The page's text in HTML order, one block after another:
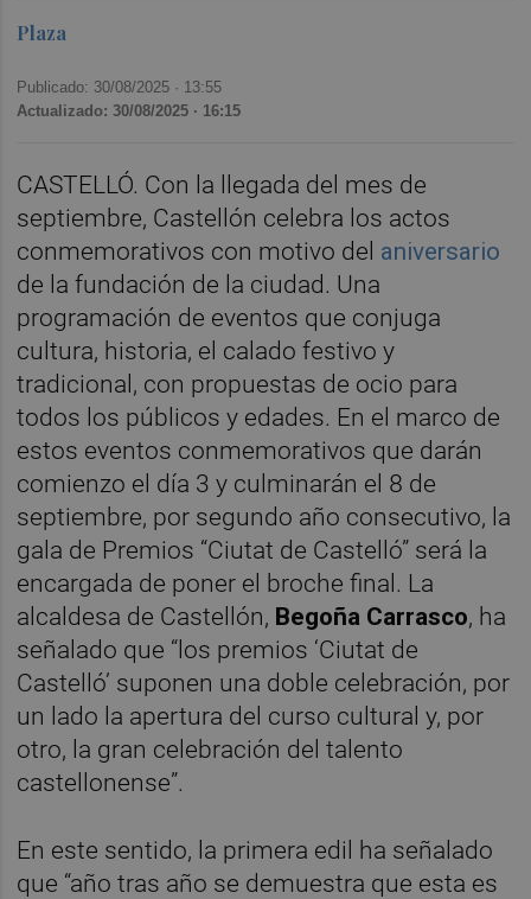
Plaza
Publicado: 30/08/2025 · 13:55
Actualizado: 30/08/2025 · 16:15
CASTELLÓ. Con la llegada del mes de
septiembre, Castellón celebra los actos
conmemorativos con motivo del aniversario
de la fundación de la ciudad. Una
programación de eventos que conjuga
cultura, historia, el calado festivo y
tradicional, con propuestas de ocio para
todos los públicos y edades. En el marco de
estos eventos conmemorativos que darán
comienzo el día 3 y culminarán el 8 de
septiembre, por segundo año consecutivo, la
gala de Premios “Ciutat de Castelló” será la
encargada de poner el broche final. La
alcaldesa de Castellón, Begoña Carrasco, ha
señalado que “los premios ‘Ciutat de
Castelló’ suponen una doble celebración, por
un lado la apertura del curso cultural y, por
otro, la gran celebración del talento
castellonense”.
En este sentido, la primera edil ha señalado
que “año tras año se demuestra que esta es